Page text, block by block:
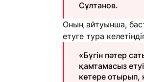
Сұлтанов.
Оның айтуынша,
етуге тура
«Бүгін пәтер
қамтамасыз
көтере отырып,